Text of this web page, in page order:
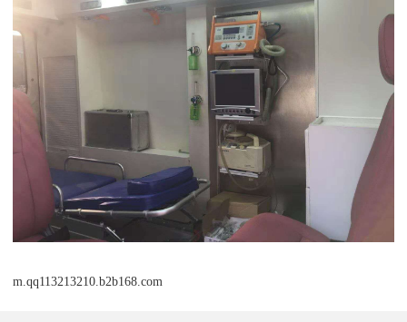
m.qq113213210.b2b168.com